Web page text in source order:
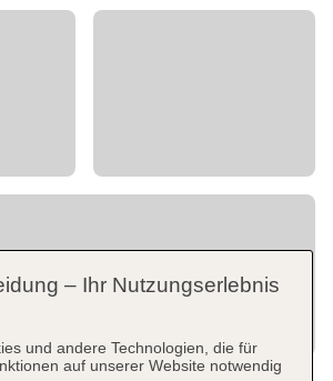
– Ihr Nutzungserlebnis
und andere Technologien, die für
auf unserer Website notwendig